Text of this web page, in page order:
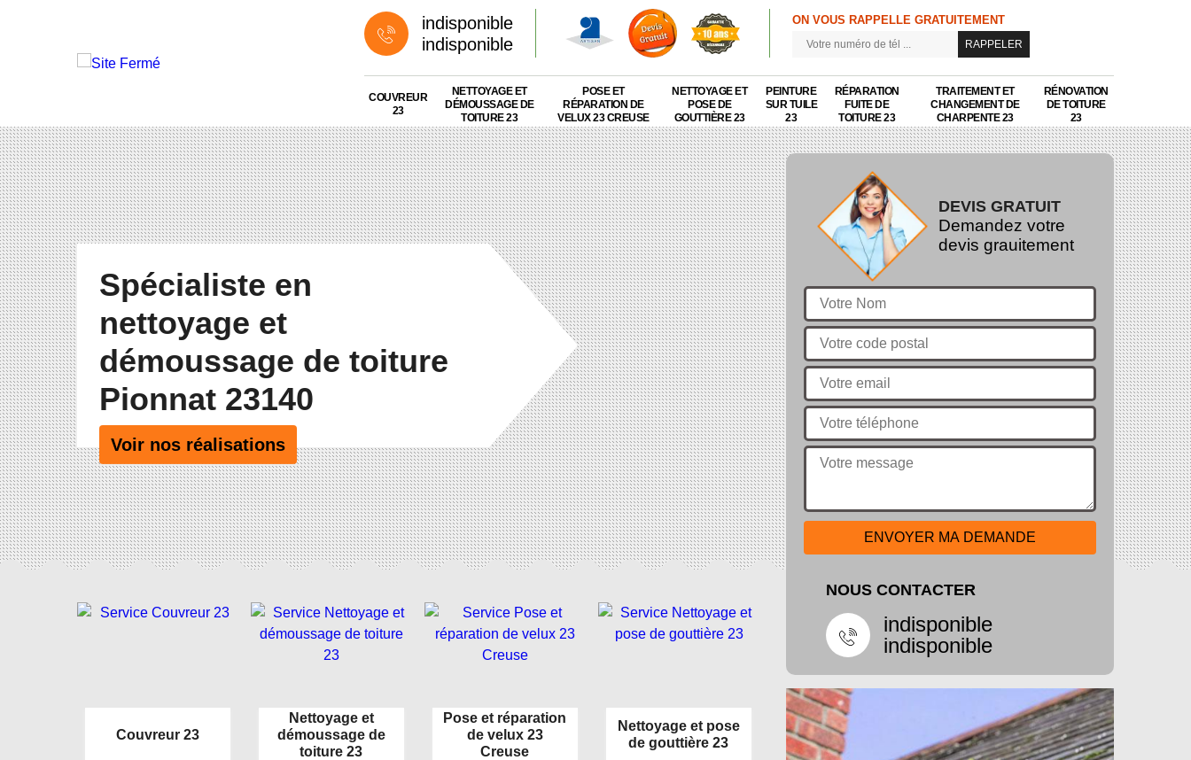
indisponible
indisponible
ON VOUS RAPPELLE GRATUITEMENT
COUVREUR
23
NETTOYAGE ET
DÉMOUSSAGE DE
TOITURE 23
POSE ET
RÉPARATION DE
VELUX 23 CREUSE
NETTOYAGE ET
POSE DE
GOUTTIÈRE 23
PEINTURE
SUR TUILE
23
RÉPARATION
FUITE DE
TOITURE 23
TRAITEMENT ET
CHANGEMENT DE
CHARPENTE 23
RÉNOVATION
DE TOITURE
23
Spécialiste en
nettoyage et
démoussage de toiture
Pionnat 23140
Voir nos réalisations
Couvreur 23
Nettoyage et
démoussage de
toiture 23
Pose et réparation
de velux 23
Creuse
Nettoyage et pose
de gouttière 23
DEVIS GRATUIT
Demandez votre
devis grauitement
NOUS CONTACTER
indisponible
indisponible